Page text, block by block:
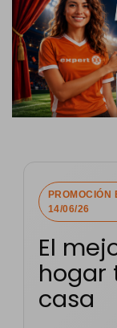
PROMOCIÓN
14/06/26
El
hogar
casa